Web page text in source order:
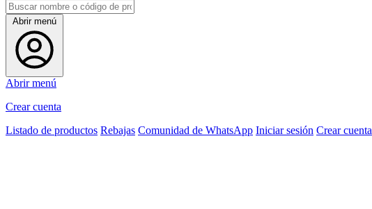
Abrir menú
Abrir menú
Crear cuenta
Listado de productos Rebajas Comunidad de WhatsApp Iniciar sesión Crear cuenta